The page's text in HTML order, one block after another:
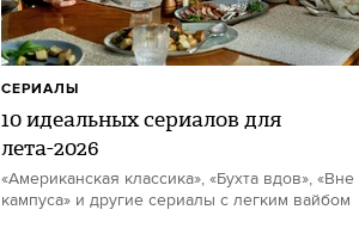
10 идеальных сериалов для
лета-2026
«Американская классика», «Бухта вдов», «Вне
кампуса» и другие сериалы с легким вайбом
СЕРИАЛЫ